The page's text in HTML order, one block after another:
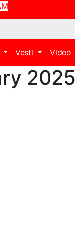
Vesti Video
2025